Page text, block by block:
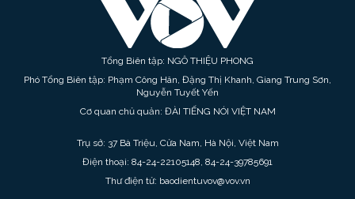
Tổng Biên tập: NGÔ THIỆU PHONG
Phó Tổng Biên tập: Phạm Công Hân, Đặng Thị Khanh, Giang Trung Sơn,
Nguyễn Tuyết Yến
Cơ quan chủ quản: ĐÀI TIẾNG NÓI VIỆT NAM
Trụ sở: 37 Bà Triệu, Cửa Nam, Hà Nội, Việt Nam
Điện thoại: 84-24-22105148, 84-24-39785691
Thư điện tử: baodientuvov@vov.vn